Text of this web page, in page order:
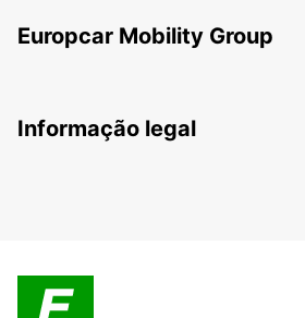
Europcar Mobility Group
Informação legal